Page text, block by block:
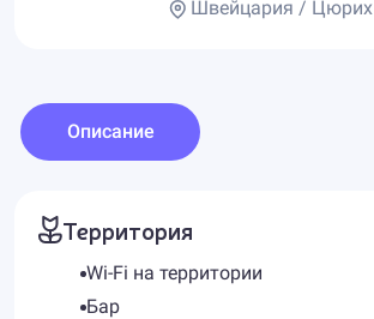
Швейцария / Цюрих
Описание
Территория
Wi-Fi на территории
Бар